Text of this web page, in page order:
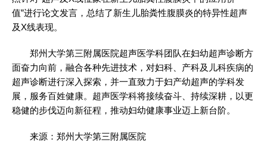
值”进行论文发言，总结了新生儿胎粪性腹膜炎的特异性超声
及X线表现。
郑州大学第三附属医院超声医学科团队在妇幼超声诊断方
面奋力向前，融合各种先进技术，对妇科、产科及儿科疾病的
超声诊断进行深入探索，并一直致力于妇产幼超声的学科发
展，服务百姓健康。超声医学科将接续奋斗、持续深耕，以更
稳健的步伐迈向新征程，推动妇幼健康事业迈上新台阶。
来源：郑州大学第三附属医院